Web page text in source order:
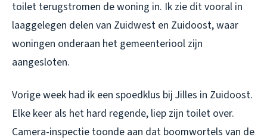
toilet terugstromen de woning in. Ik zie dit vooral in
laaggelegen delen van Zuidwest en Zuidoost, waar
woningen onderaan het gemeenteriool zijn
aangesloten.
Vorige week had ik een spoedklus bij Jilles in Zuidoost.
Elke keer als het hard regende, liep zijn toilet over.
Camera-inspectie toonde aan dat boomwortels van de